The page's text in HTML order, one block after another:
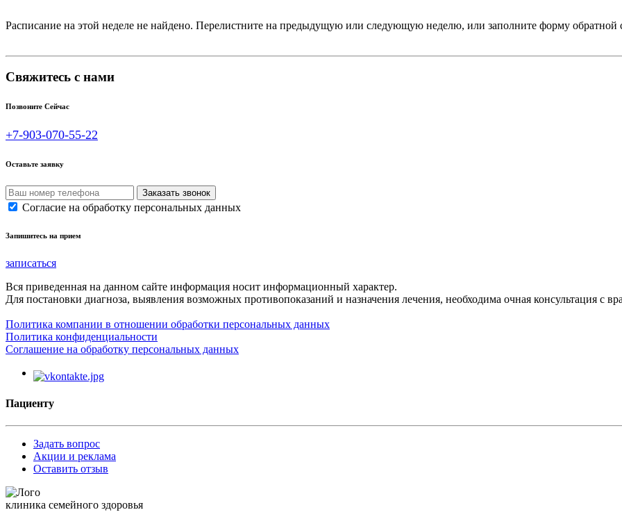
Расписание на этой неделе не найдено. Перелистните на предыдущую или следующую неделю, или заполните форму обратной
Свяжитесь с нами
Позвоните Сейчас
+7-903-070-55-22
Оставьте заявку
Согласие на обработку персональных данных
Запишитесь на прием
записаться
Вся приведенная на данном сайте информация носит информационный характер.
Для постановки диагноза, выявления возможных противопоказаний и назначения лечения, необходима очная консультация с
Политика компании в отношении обработки персональных данных
Политика конфиденциальности
Соглашение на обработку персональных данных
Пациенту
Задать вопрос
Акции и реклама
Оставить отзыв
клиника семейного здоровья